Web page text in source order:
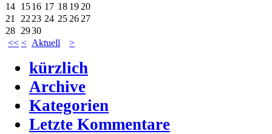
<< < Aktuell >
14 1516 17 18 19 20
21
22 23 24 25 26 27
28 2930
kürzlich
Archive
Kategorien
Letzte Kommentare